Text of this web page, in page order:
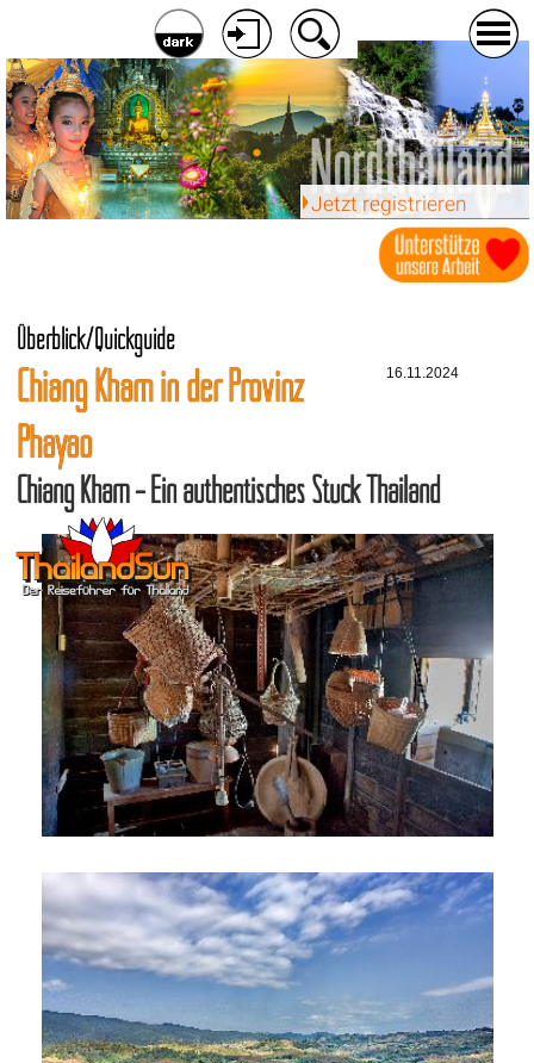
Jetzt registrieren
Überblick/Quickguide
16.11.2024
Chiang Kham in der Provinz
Phayao
Chiang Kham – Ein authentisches Stück Thailand